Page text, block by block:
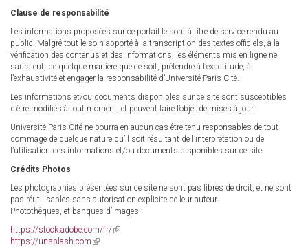
Clause de responsabilité
Les informations proposées sur ce portail le sont à titre de service rendu au
public. Malgré tout le soin apporté à la transcription des textes officiels, à la
vérification des contenus et des informations, les éléments mis en ligne ne
sauraient, de quelque manière que ce soit, prétendre à l’exactitude, à
l’exhaustivité et engager la responsabilité d’Université Paris Cité.
Les informations et/ou documents disponibles sur ce site sont susceptibles
d’être modifiés à tout moment, et peuvent faire l’objet de mises à jour.
Université Paris Cité ne pourra en aucun cas être tenu responsables de tout
dommage de quelque nature qu’il soit résultant de l’interprétation ou de
l’utilisation des informations et/ou documents disponibles sur ce site.
Crédits Photos
Les photographies présentées sur ce site ne sont pas libres de droit, et ne sont
pas réutilisables sans autorisation explicite de leur auteur.
Photothèques, et banques d’images :
https://stock.adobe.com/fr/(link
https://unsplash.com (link